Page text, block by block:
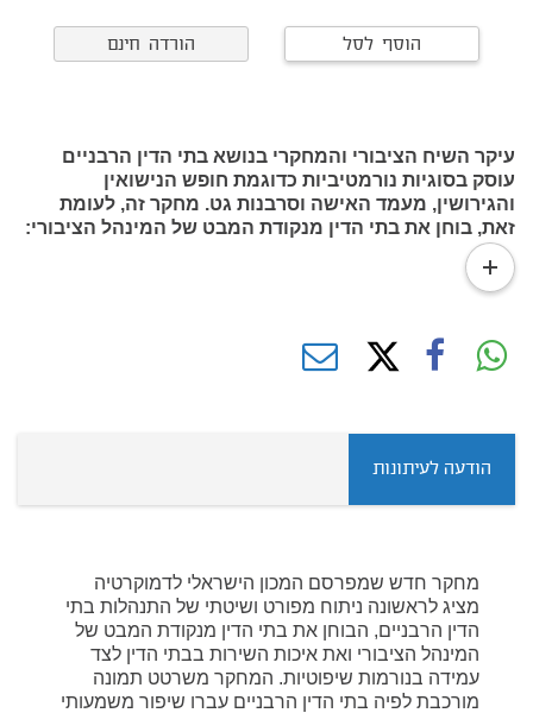
הוסף לסל הורדה חינם
עיקר השיח הציבורי והמחקרי בנושא בתי הדין הרבניים
עוסק בסוגיות נורמטיביות כדוגמת חופש הנישואין
והגירושין, מעמד האישה וסרבנות גט. מחקר זה, לעומת
זאת, בוחן את בתי הדין מנקודת המבט של המינהל הציבורי:
סוגיות של שירותיות ואפקטיביות בעבודת בתי הדין לצד
עמידה בנורמות שיפוטיות ובהן קיום סדרי הדין, התנהלות
ראויה של השופטים ואי-פגיעה בזכויות של נידונים
read
more
הודעה לעיתונות
מחקר חדש שמפרסם המכון הישראלי לדמוקרטיה
מציג לראשונה ניתוח מפורט ושיטתי של התנהלות בתי
הדין הרבניים, הבוחן את בתי הדין מנקודת המבט של
המינהל הציבורי ואת איכות השירות בבתי הדין לצד
עמידה בנורמות שיפוטיות. המחקר משרטט תמונה
מורכבת לפיה בתי הדין הרבניים עברו שיפור משמעותי